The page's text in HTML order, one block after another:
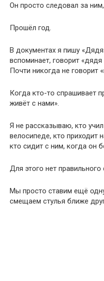
Он просто следовал за ним,
Прошёл год.
В документах я пишу
вспоминает, говорит
Почти никогда не говорит
Когда кто-то спрашивает
живёт с нами».
Я не рассказываю, кто
велосипеде, кто приходит
кто сидит с ним, когда он
Для этого нет правильного
Мы просто ставим ещё
смещаем стулья ближе